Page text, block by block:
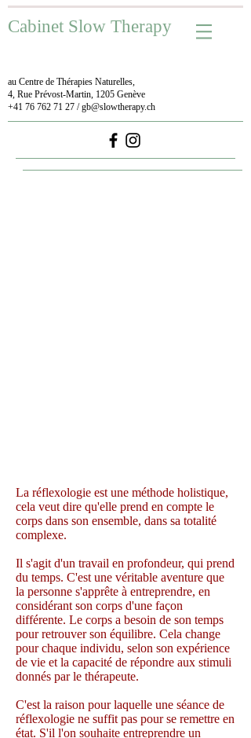
Cabinet Slow Therapy
au Centre de Thérapies Naturelles,
4, Rue Prévost-Martin, 1205 Genève
+41 76 762 71 27 /gb@slowtherapy.ch
La réflexologie est une méthode holistique,
cela veut dire qu'elle prend en compte le
corps dans son ensemble, dans sa totalité
complexe.
Il s'agit d'un travail en profondeur, qui prend
du temps. C'est une véritable aventure que
la personne s'apprête à entreprendre, en
considérant son corps d'une façon
différente. Le corps a besoin de son temps
pour retrouver son équilibre. Cela change
pour chaque individu, selon son expérience
de vie et la capacité de répondre aux stimuli
donnés par le thérapeute.
C'est la raison pour laquelle une séance de
réflexologie ne suffit pas pour se remettre en
état. S'il l'on souhaite entreprendre un